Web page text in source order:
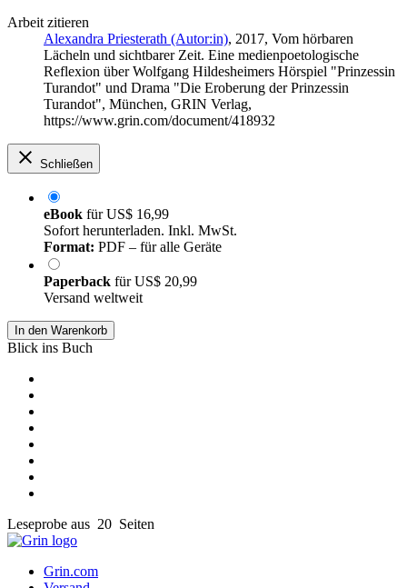
Arbeit zitieren
Alexandra Priesterath (Autor:in), 2017, Vom hörbaren
Lächeln und sichtbarer Zeit. Eine medienpoetologische
Reflexion über Wolfgang Hildesheimers Hörspiel "Prinzessin
Turandot" und Drama "Die Eroberung der Prinzessin
Turandot", München, GRIN Verlag,
https://www.grin.com/document/418932
Schließen
eBook fürUS$ 16,99
Sofort herunterladen. Inkl. MwSt.
Format: PDF – für alle Geräte
Paperback fürUS$ 20,99
Versand weltweit
In den Warenkorb
Blick ins Buch